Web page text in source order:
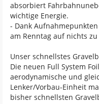
absorbiert
wichtige Energie.
- Dank
am Renntag auf nichts
Unser schnellstes
Die neuen Full System
aerodynamische und
Lenker/Vorbau-Einheit
bisher schnellsten